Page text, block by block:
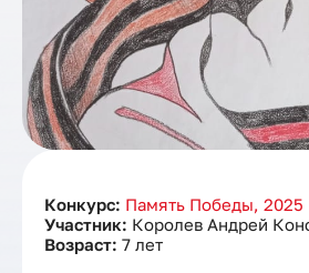
Конкурс: Память Победы, 2025
Участник: Королев Андрей
Возраст: 7 лет